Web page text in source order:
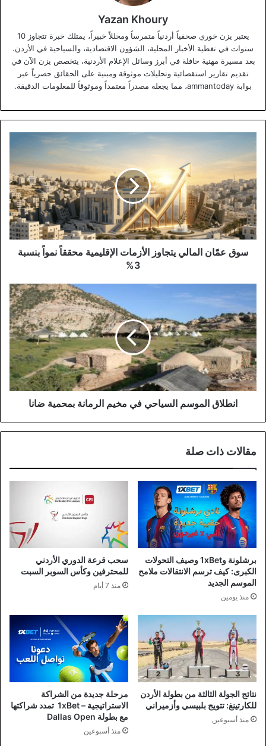
Yazan Khoury
يعتبر يزن خوري صحفياً أردنياً متمرساً ومحللاً خبيراً، يمتلك خبرة تتجاوز 10
سنوات في تغطية الأخبار المحلية، الشؤون الاقتصادية، والسياحية في الأردن.
بعد مسيرة مهنية حافلة في أبرز وسائل الإعلام الأردنية، يتخصص يزن الآن في
تقديم تقارير استقصائية وتحليلات موثوقة ومبنية على الحقائق حصرياً عبر
بوابة ammantoday، مما يجعله مصدراً معتمداً وموثوقاً للمعلومات الدقيقة.
سوق
عمّان
المالي
يتجاوز
الأزمات
الإقليمية
محققاً
نمواً
بنسبة
سوق عمّان المالي يتجاوز الأزمات الإقليمية محققاً نمواً بنسبة
3%
السياحي
في
مخيم
الرمانة
بمحمية
ضانا
انطلاق الموسم السياحي في مخيم الرمانة بمحمية ضانا
مقالات ذات صلة
برشلونة و1xBet وصيف التحولات
الكبرى: كيف ترسم الانتقالات ملامح
الموسم الجديد
منذ يومين
سحب قرعة الدوري الأردني
للمحترفين وكأس السوبر السبت
منذ 7 أيام
نتائج الجولة الثالثة من بطولة الأردن
للكارتينغ: تتويج بلبيسي وأزميراني
منذ أسبوعين
مرحلة جديدة من الشراكة
الاستراتيجية – 1xBet تمدد شراكتها
مع بطولة Dallas Open
منذ أسبوعين